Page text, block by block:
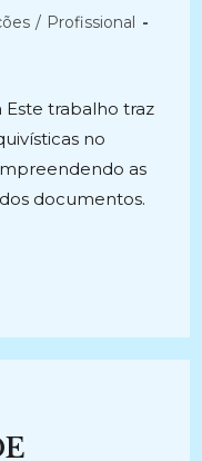
/ Profissional
Este trabalho traz
no
as
documentos.